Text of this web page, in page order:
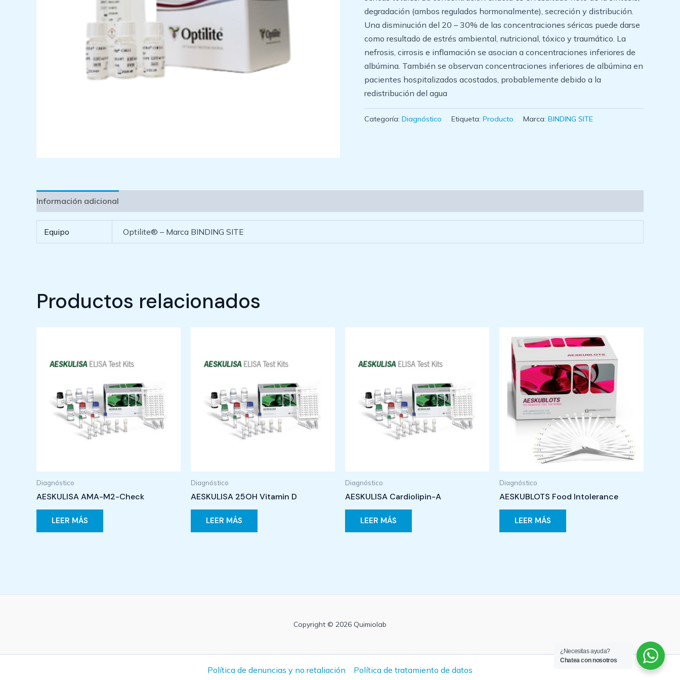
degradación (ambos regulados hormonalmente), secreción y distribución.
Una disminución del 20 – 30% de las concentraciones séricas puede darse
como resultado de estrés ambiental, nutricional, tóxico y traumático. La
nefrosis, cirrosis e inflamación se asocian a concentraciones inferiores de
albúmina. También se observan concentraciones inferiores de albúmina en
pacientes hospitalizados acostados, probablemente debido a la
redistribución del agua
Categoría: Diagnóstico Etiqueta: Producto Marca: BINDING SITE
Información adicional
Equipo Optilite® – Marca BINDING SITE
Productos relacionados
Diagnóstico
AESKULISA AMA-M2-Check
LEER MÁS
Diagnóstico
AESKULISA 25OH Vitamin D
LEER MÁS
Diagnóstico
AESKULISA Cardiolipin-A
LEER MÁS
Diagnóstico
AESKUBLOTS Food Intolerance
LEER MÁS
Copyright © 2026 Quimiolab
Política de denuncias y no retaliación Política de tratamiento de datos
¿Necesitas ayuda?
Chatea con nosotros